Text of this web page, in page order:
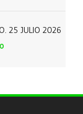
25 JULIO 2026